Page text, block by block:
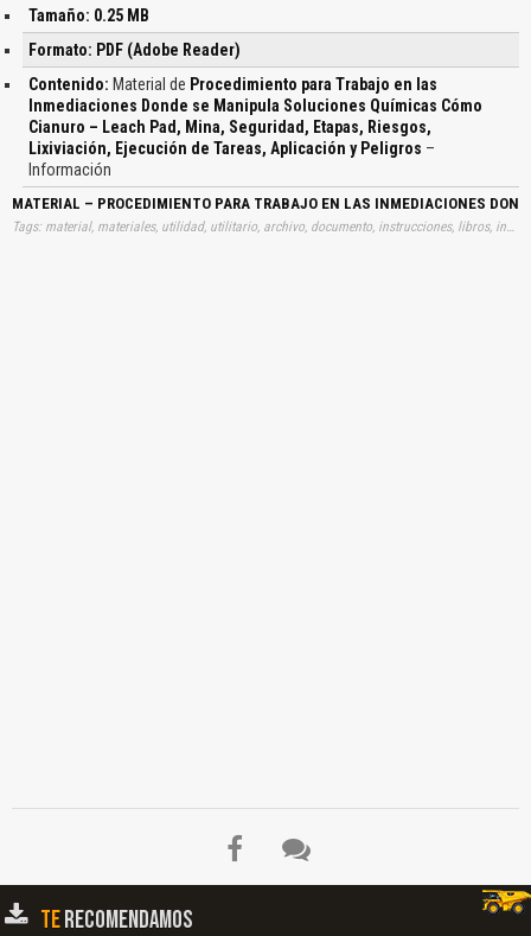
Tamaño: 0.25 MB
Formato: PDF (Adobe Reader)
Contenido: Material de Procedimiento para Trabajo en las
Inmediaciones Donde se Manipula Soluciones Químicas Cómo
Cianuro – Leach Pad, Mina, Seguridad, Etapas, Riesgos,
Lixiviación, Ejecución de Tareas, Aplicación y Peligros –
Información
MATERIAL – PROCEDIMIENTO PARA TRABAJO EN LAS INMEDIACIONES
TERECOMENDAMOS